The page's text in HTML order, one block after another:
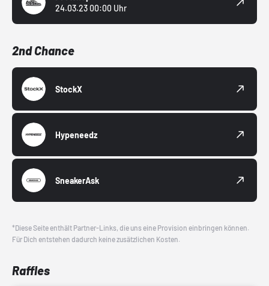
24.03.23 00:00 Uhr
2nd Chance
StockX
Hypeneedz
SneakerAsk
*Diese Seite enthält Partner-Links, die uns eine Provision einbringen können.
Für Dich entstehen dadurch keine zusätzlichen Kosten.
Raffles